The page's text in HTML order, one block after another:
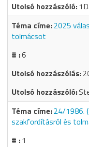
2025
tolmácsot
6
24/1986.
szakfordításról és
1